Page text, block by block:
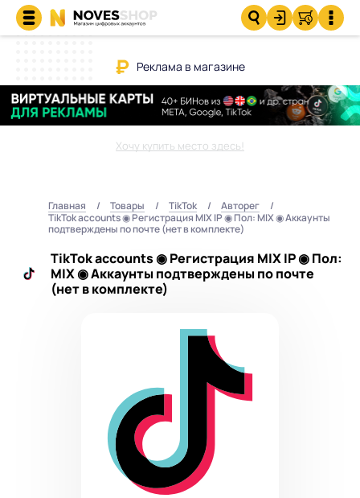
Реклама в магазине
Хочу купить место здесь!
Главная Товары TikTok
Авторег
TikTok accounts ◉ Регистрация MIX IP ◉ Пол: МIX ◉ Аккаунты
подтверждены по почте (нет в комплекте)
TikTok accounts ◉ Регистрация MIX IP ◉ Пол:
МIX ◉ Аккаунты подтверждены по почте
(нет в комплекте)